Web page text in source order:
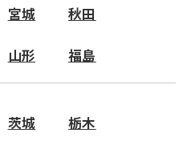
宮城 秋田
山形 福島
茨城 栃木